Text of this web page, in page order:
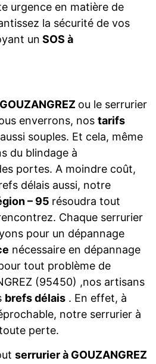
urgence en matière de
la sécurité de vos
un SOS à
ou le serrurier
enverrons, nos tarifs
souples. Et cela, même
du blindage à
portes. A moindre coût,
délais aussi, notre
– 95 résoudra tout
Chaque serrurier
pour un dépannage
nécessaire en dépannage
tout problème de
(95450) ,nos artisans
brefs délais . En effet, à
notre serrurier à
perte.
serrurier à GOUZANGREZ